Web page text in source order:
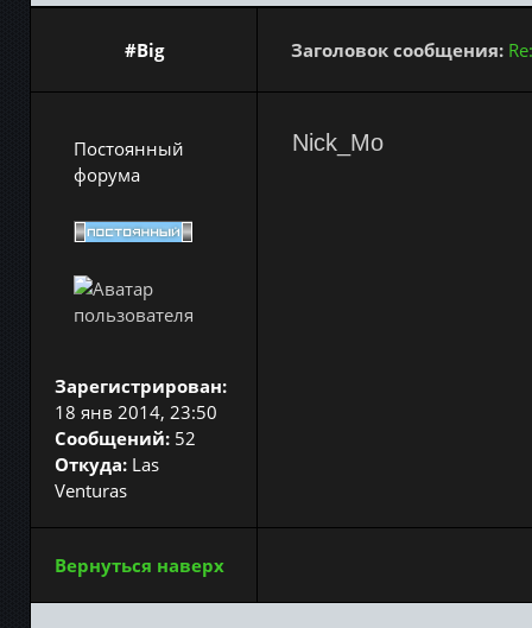
#Big Заголовок сообщения:
Постоянный
форума
Зарегистрирован:
18 янв 2014, 23:50
Сообщений: 52
Откуда: Las
Venturas
Nick_Mo
Вернуться наверх